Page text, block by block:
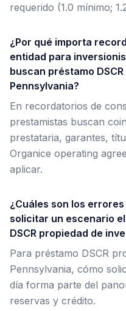
requerido (1.0 mínimo;
¿Por qué importa
entidad para
buscan préstamo
Pennsylvania?
En recordatorios de
prestamistas buscan
prestataria, garantes,
Organice operating
aplicar.
¿Cuáles son los
solicitar un escenario
DSCR propiedad de
Para préstamo DSCR
Pennsylvania, cómo
día forma parte del
reservas y crédito.